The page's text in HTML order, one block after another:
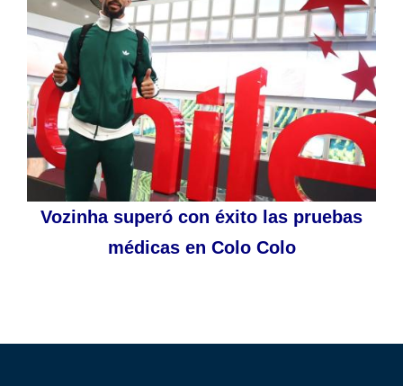
Vozinha superó con éxito las pruebas
médicas en Colo Colo